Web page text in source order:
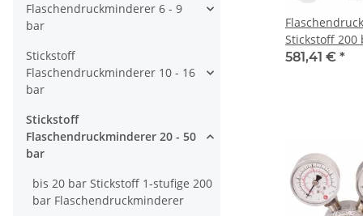
Stickstoff 200
bar regelbar -
581,41 € *
Flaschendruckminderer 6 - 9
bar
Stickstoff
Flaschendruckminderer 10 - 16
bar
Stickstoff
Flaschendruckminderer 20 - 50
bar
bis 20 bar Stickstoff 1-stufige 200
bar Flaschendruckminderer